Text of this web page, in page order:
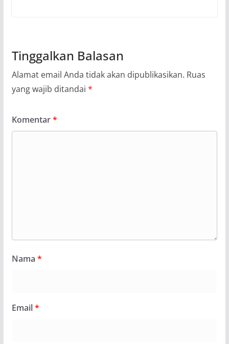
Tinggalkan Balasan
Alamat email Anda tidak akan dipublikasikan. Ruas
yang wajib ditandai *
Komentar*
Nama *
Email*